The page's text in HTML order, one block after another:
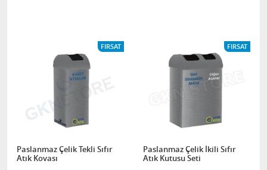
FIRSAT
Paslanmaz Çelik Tekli Sıfır
Atık Kovası
FIRSAT
Paslanmaz Çelik İkili Sıfır
Atık Kutusu Seti